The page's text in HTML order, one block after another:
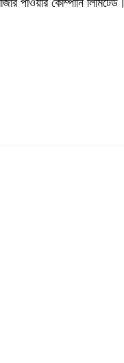
পাওয়ার কোম্পানি লিমিটেড।